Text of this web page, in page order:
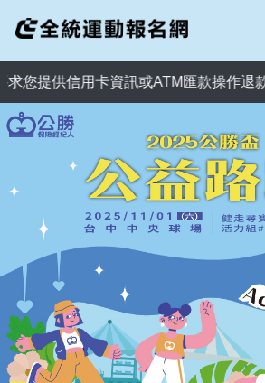
供信用卡資訊或ATM匯款操作退款，請